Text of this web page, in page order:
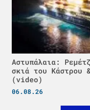
Αστυπάλαια:
σκιά του Κάστρου
(video)
06.08.26